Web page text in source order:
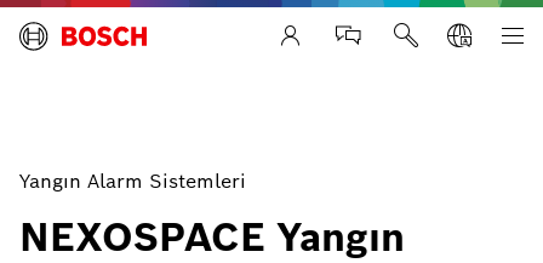
Life Safety Systems
Yangın Alarm Sistemleri
NEXOSPACE Yangın